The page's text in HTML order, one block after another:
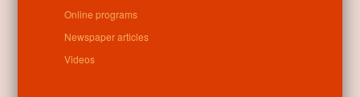
Categories:Uncategorized
Online programs
Newspaper articles
Videos